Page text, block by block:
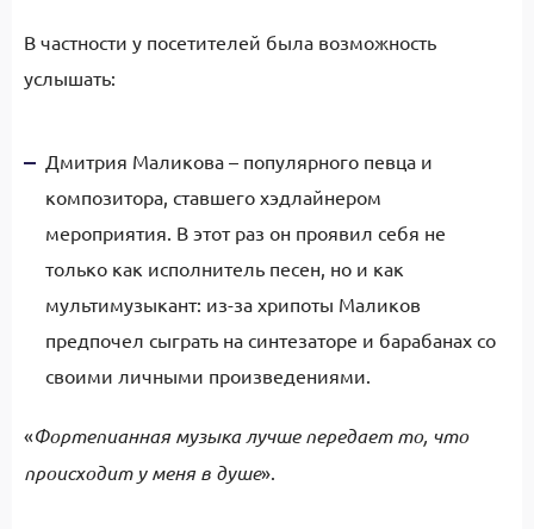
В частности у посетителей была возможность
услышать:
Дмитрия Маликова – популярного певца и
композитора, ставшего хэдлайнером
мероприятия. В этот раз он проявил себя не
только как исполнитель песен, но и как
мультимузыкант: из-за хрипоты Маликов
предпочел сыграть на синтезаторе и барабанах со
своими личными произведениями.
«Фортепианная музыка лучше передает то, что
происходит у меня в душе».